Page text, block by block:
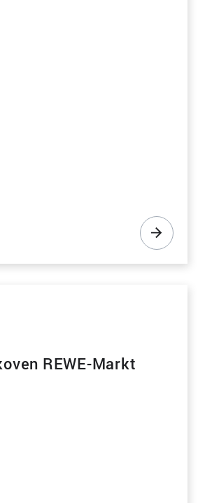
REWE-Markt